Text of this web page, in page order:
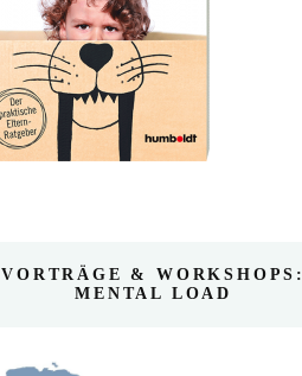
VORTRÄGE & WORKSHOPS:
MENTAL LOAD